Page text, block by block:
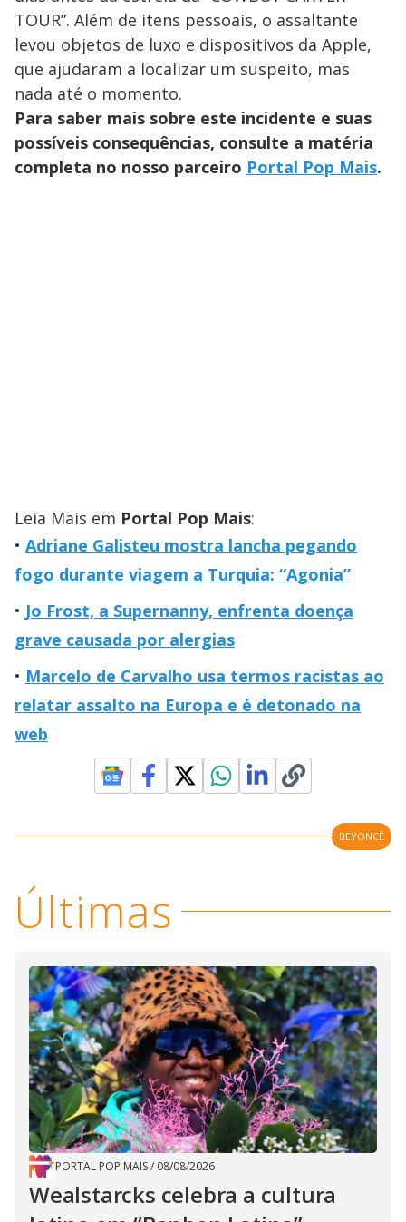
TOUR”. Além de itens pessoais, o assaltante
levou objetos de luxo e dispositivos da Apple,
que ajudaram a localizar um suspeito, mas
nada até o momento.
Para saber mais sobre este incidente e suas
possíveis consequências, consulte a matéria
completa no nosso parceiro Portal Pop Mais.
Leia Mais em Portal Pop Mais:
Adriane Galisteu mostra lancha pegando
fogo durante viagem a Turquia: “Agonia”
Jo Frost, a Supernanny, enfrenta doença
grave causada por alergias
Marcelo de Carvalho usa termos racistas ao
relatar assalto na Europa e é detonado na
web
BEYONCÉ
Últimas
PORTAL POP MAIS/ 08/08/2026
Wealstarcks celebra a cultura